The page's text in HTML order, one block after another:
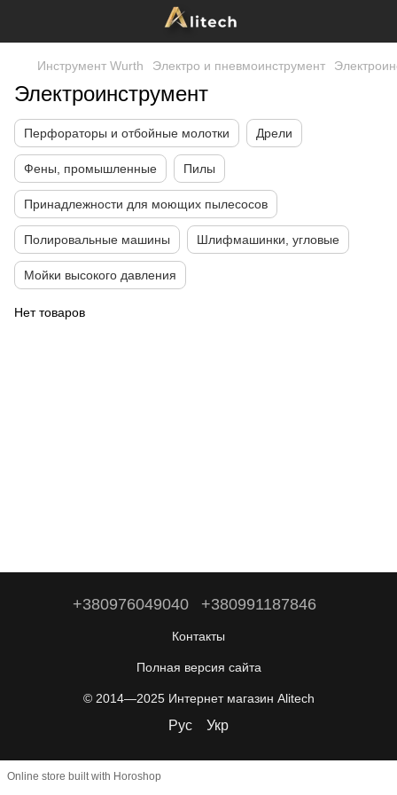
Инструмент Wurth Электро и пневмоинструмент
Электроинструмент
Перфораторы и отбойные молотки Дрели
Фены, промышленные Пилы
Принадлежности для моющих пылесосов
Полировальные машины Шлифмашинки, угловые
Мойки высокого давления
Нет товаров
+380976049040 +380991187846
Контакты
Полная версия сайта
© 2014—2025 Интернет магазин Alitech
Рус Укр
Online store built with Horoshop